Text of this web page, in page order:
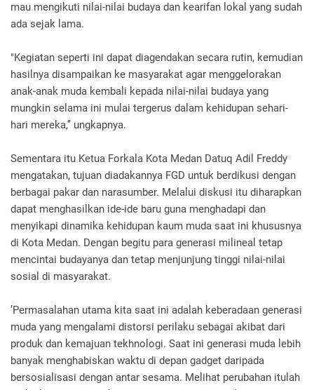
mau mengikuti nilai-nilai budaya dan kearifan lokal yang sudah
ada sejak lama.
"Kegiatan seperti ini dapat diagendakan secara rutin, kemudian
hasilnya disampaikan ke masyarakat agar menggelorakan
anak-anak muda kembali kepada nilai-nilai budaya yang
mungkin selama ini mulai tergerus dalam kehidupan sehari-
hari mereka,’’ ungkapnya.
Sementara itu Ketua Forkala Kota Medan Datuq Adil Freddy
mengatakan, tujuan diadakannya FGD untuk berdikusi dengan
berbagai pakar dan narasumber. Melalui diskusi itu diharapkan
dapat menghasilkan ide-ide baru guna menghadapi dan
menyikapi dinamika kehidupan kaum muda saat ini khususnya
di Kota Medan. Dengan begitu para generasi milineal tetap
mencintai budayanya dan tetap menjunjung tinggi nilai-nilai
sosial di masyarakat.
’Permasalahan utama kita saat ini adalah keberadaan generasi
muda yang mengalami distorsi perilaku sebagai akibat dari
produk dan kemajuan tekhnologi. Saat ini generasi muda lebih
banyak menghabiskan waktu di depan gadget daripada
bersosialisasi dengan antar sesama. Melihat perubahan itulah